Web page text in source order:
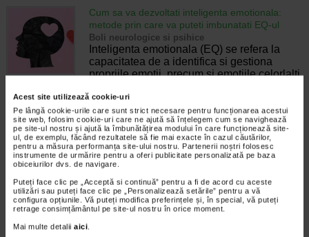
Acest site utilizează cookie-uri
Pe lângă cookie-urile care sunt strict necesare pentru funcționarea acestui
site web, folosim cookie-uri care ne ajută să înțelegem cum se navighează
pe site-ul nostru și ajută la îmbunătățirea modului în care funcționează site-
ul, de exemplu, făcând rezultatele să fie mai exacte în cazul căutărilor,
pentru a măsura performanța site-ului nostru. Partenerii noștri folosesc
instrumente de urmărire pentru a oferi publicitate personalizată pe baza
obiceiurilor dvs. de navigare.
Puteți face clic pe „Acceptă si continuă” pentru a fi de acord cu aceste
utilizări sau puteți face clic pe „Personalizează setările” pentru a vă
configura opțiunile. Vă puteți modifica preferințele și, în special, vă puteți
retrage consimțământul pe site-ul nostru în orice moment.
Mai multe detalii aici.
Cum sa va dezvoltati inteligenta emotionala:
metode prin care va puteti imbunatati EQ-ul
Boli neurologice si psihice
Inteligenta emotionala (EQ) se refera la
capacitatea de a identifica si gestiona
propriile emotii, precum si emotiile celorlalti.
emotionala cuprinde cateva abilitati:…
Timp de citire:4 minute, 39 secunde 6 august 2026
Enurezis: cauze, factori declansatori si solutii
Sistem urinar
Enurezisul este termenul medical pentru
pierderea accidentala de urina, de obicei in
timpul somnului. Este o afectiune frecventa
atat in randul copiilor, cat si al adultilor.
Enurezisul este considerat…